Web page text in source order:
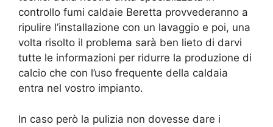
controllo fumi caldaie Beretta provvederanno a
ripulire l’installazione con un lavaggio e poi, una
volta risolto il problema sarà ben lieto di darvi
tutte le informazioni per ridurre la produzione di
calcio che con l’uso frequente della caldaia
entra nel vostro impianto.
In caso però la pulizia non dovesse dare i